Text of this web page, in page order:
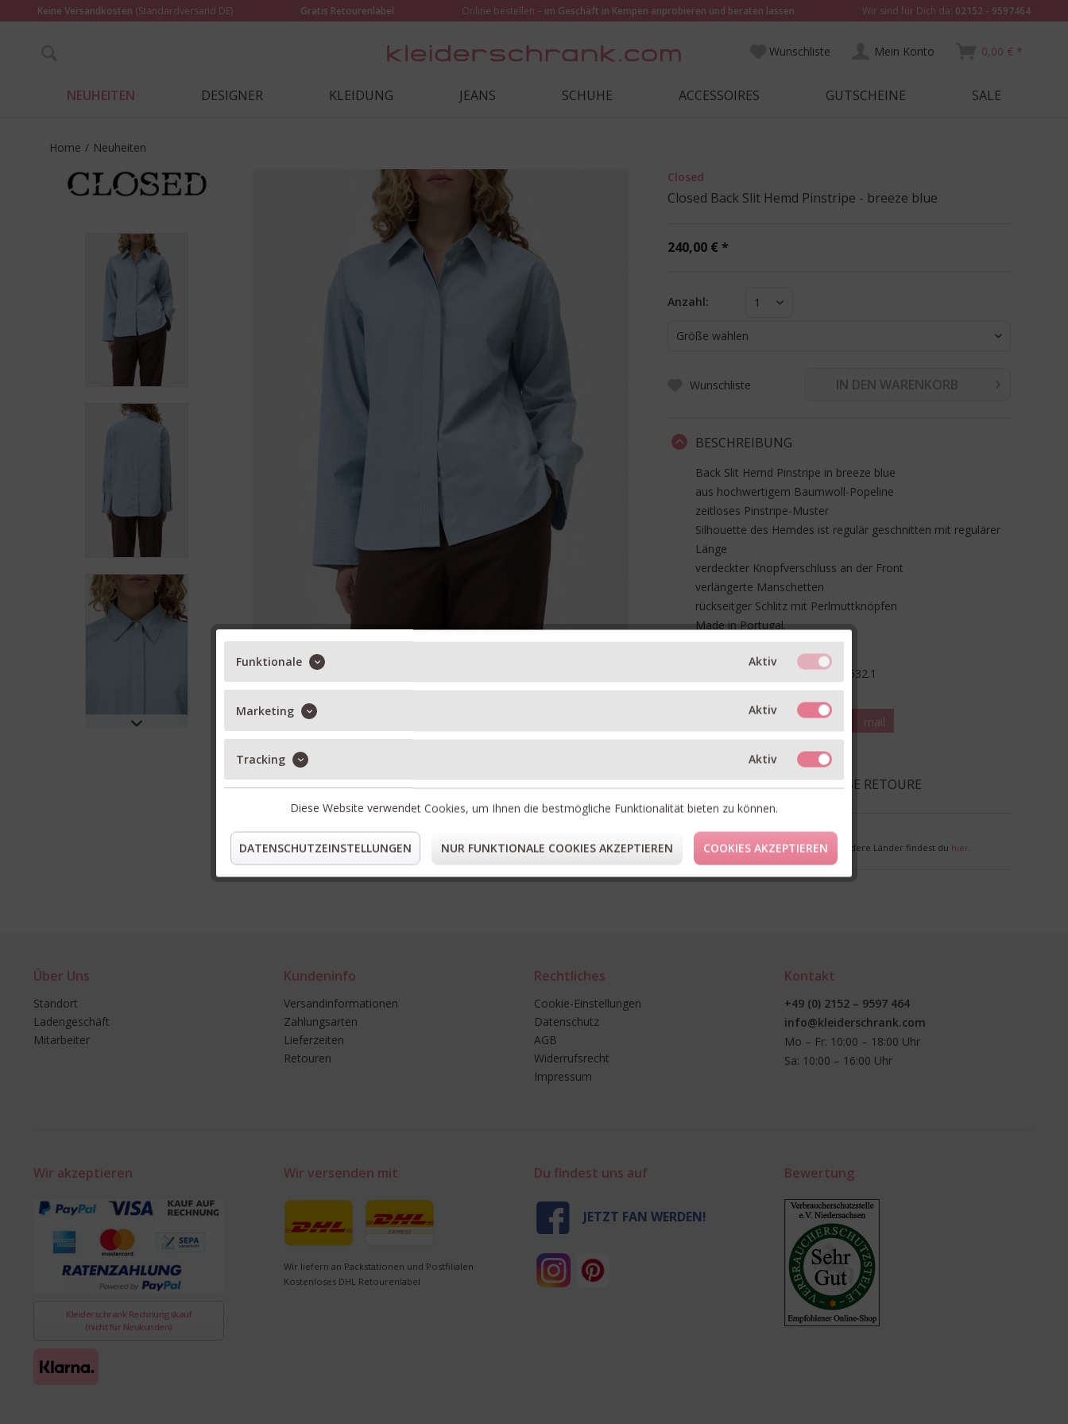
Keine Versandkosten (Standardversand DE) Gratis Retourenlabel Online bestellen – im Geschäft in Kempen anprobieren und beraten lassen Wir sind für Dich da: 02152 - 9597464
Wunschliste Mein Konto 0,00 € *
NEUHEITEN DESIGNER KLEIDUNG JEANS SCHUHE ACCESSOIRES GUTSCHEINE SALE
Home / Neuheiten
Closed
Closed Back Slit Hemd Pinstripe - breeze blue
240,00 € *
Anzahl: 1
Größe wählen
Wunschliste IN DEN WARENKORB
BESCHREIBUNG
Back Slit Hemd Pinstripe in breeze blue
aus hochwertigem Baumwoll-Popeline
zeitloses Pinstripe-Muster
Silhouette des Hemdes ist regulär geschnitten mit regulärer
Länge
verdeckter Knopfverschluss an der Front
verlängerte Manschetten
rückseitger Schlitz mit Perlmuttknöpfen
Made in Portugal.
C94123-22L-22-532.1
Material:
100% Baumwolle
pin it mail
FORM & GRÖSSE
LIEFERUNG & KOSTENLOSE RETOURE
* Preise inkl. MwSt. zzgl. Versandkosten
** Gilt für Deutschland. Lieferzeiten für andere Länder findest du hier.
Über Uns
Standort
Ladengeschäft
Mitarbeiter
Kundeninfo
Versandinformationen
Zahlungsarten
Lieferzeiten
Retouren
Rechtliches
Cookie-Einstellungen
Datenschutz
AGB
Widerrufsrecht
Impressum
Kontakt
+49 (0) 2152 – 9597 464
info@kleiderschrank.com
Mo – Fr: 10:00 – 18:00 Uhr
Sa: 10:00 – 16:00 Uhr
Wir akzeptieren
Kleiderschrank Rechnungskauf
(nicht für Neukunden)
Wir versenden mit
Wir liefern an Packstationen und Postfilialen
Kostenloses DHL Retourenlabel
Du findest uns auf
JETZT FAN WERDEN!
Bewertung
Funktionale Aktiv
Marketing Aktiv
Tracking Aktiv
Diese Website verwendet Cookies, um Ihnen die bestmögliche Funktionalität bieten zu können.
DATENSCHUTZEINSTELLUNGEN NUR FUNKTIONALE COOKIES AKZEPTIEREN COOKIES AKZEPTIEREN